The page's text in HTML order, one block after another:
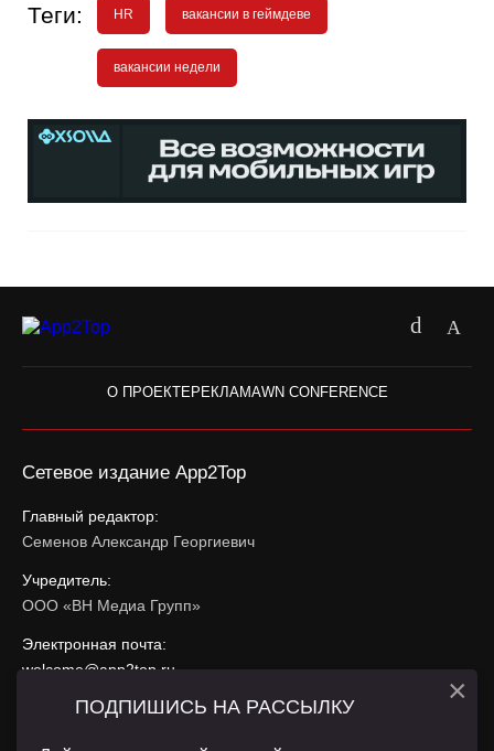
Теги: HR вакансии в геймдеве
вакансии недели
О ПРОЕКТЕ РЕКЛАМАWN CONFERENCE
Сетевое издание App2Top
Главный редактор:
Семенов Александр Георгиевич
Учредитель:
ООО «ВН Медиа Групп»
Электронная почта:
welcome@app2top.ru
При использовании материалов активная ссылка на
ПОДПИШИСЬ НА РАССЫЛКУ ×